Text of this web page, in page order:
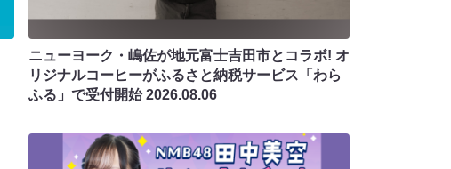
ニューヨーク・嶋佐が地元富士吉田市とコラボ! オ
リジナルコーヒーがふるさと納税サービス「わら
ふる」で受付開始2026.08.06